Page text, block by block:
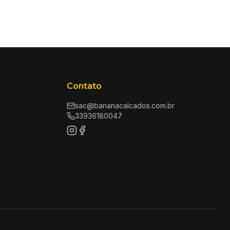
Contato
sac@bananacalcados.com.br
33936180047